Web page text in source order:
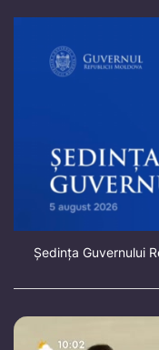
Ședința Guvernului